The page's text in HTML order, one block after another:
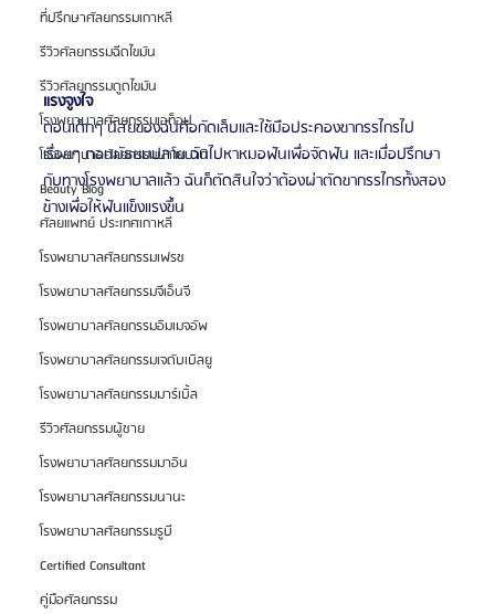
ที่ปรึกษาศัลยกรรมเกาหลี
รีวิวศัลยกรรมฉีดไขมัน
รีวิวศัลยกรรมดูดไขมัน
โรงพยาบาลศัลยกรรมเอท็อป
โรงพยาบาลศัลยกรรมบาโนบากิ
Beauty Blog
ศัลยแพทย์ ประเทศเกาหลี
โรงพยาบาลศัลยกรรมเฟรช
โรงพยาบาลศัลยกรรมจีเอ็นจี
โรงพยาบาลศัลยกรรมอิมเมจอัพ
โรงพยาบาลศัลยกรรมเจดับเบิลยู
โรงพยาบาลศัลยกรรมมาร์เบิ้ล
รีวิวศัลยกรรมผู้ชาย
โรงพยาบาลศัลยกรรมมาอิน
โรงพยาบาลศัลยกรรมนานะ
โรงพยาบาลศัลยกรรมรูบี
Certified Consultant
คู่มือศัลยกรรม
แรงจูงใจ
ตอนเด็กๆ นิสัยของฉันคือกัดเล็บและใช้มือประคองขากรรไกรไป
เรื่อยๆ ตอนมัธยมปลาย ฉันไปหาหมอฟันเพื่อจัดฟัน และเมื่อปรึกษา
กับทางโรงพยาบาลแล้ว ฉันก็ตัดสินใจว่าต้องผ่าตัดขากรรไกรทั้งสอง
ข้างเพื่อให้ฟันแข็งแรงขึ้น